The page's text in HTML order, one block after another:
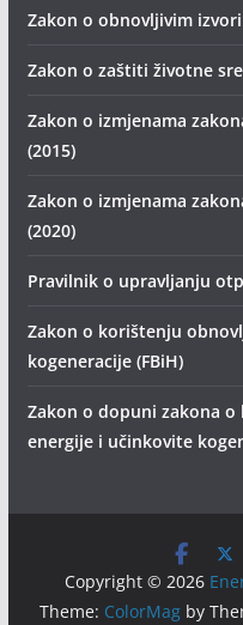
Zakon o obnovljivim
Zakon o zaštiti životne
Zakon o izmjenama
(2015)
Zakon o izmjenama
(2020)
Pravilnik o upravljanju
Zakon o korištenju
kogeneracije (FBiH)
Zakon o dopuni zakona
energije i učinkovite
Copyright © 2026
Theme: ColorMagby